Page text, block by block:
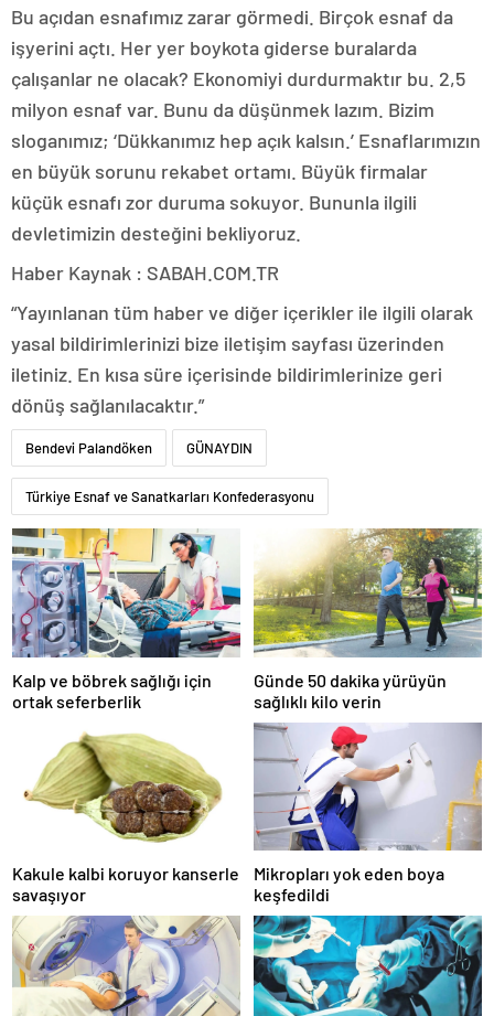
Bu açıdan esnafımız zarar görmedi. Birçok esnaf da
işyerini açtı. Her yer boykota giderse buralarda
çalışanlar ne olacak? Ekonomiyi durdurmaktır bu. 2,5
milyon esnaf var. Bunu da düşünmek lazım. Bizim
sloganımız; ‘Dükkanımız hep açık kalsın.’ Esnaflarımızın
en büyük sorunu rekabet ortamı. Büyük firmalar
küçük esnafı zor duruma sokuyor. Bununla ilgili
devletimizin desteğini bekliyoruz.
Haber Kaynak : SABAH.COM.TR
“Yayınlanan tüm haber ve diğer içerikler ile ilgili olarak
yasal bildirimlerinizi bize iletişim sayfası üzerinden
iletiniz. En kısa süre içerisinde bildirimlerinize geri
dönüş sağlanılacaktır.”
Bendevi Palandöken GÜNAYDIN
Türkiye Esnaf ve Sanatkarları Konfederasyonu
Kalp ve böbrek sağlığı için
ortak seferberlik
Günde 50 dakika yürüyün
sağlıklı kilo verin
Kakule kalbi koruyor kanserle
savaşıyor
Mikropları yok eden boya
keşfedildi